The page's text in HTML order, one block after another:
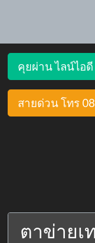
คุยผ่าน ไลน์ไอดี
สายด่วน โทร
ตาข่ายเ